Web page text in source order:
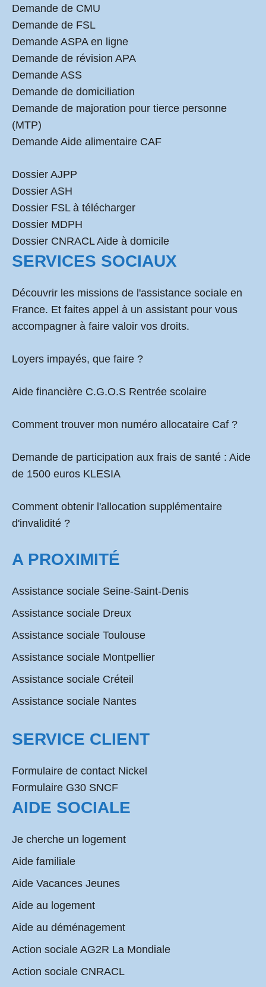
Demande de CMU
Demande de FSL
Demande ASPA en ligne
Demande de révision APA
Demande ASS
Demande de domiciliation
Demande de majoration pour tierce personne
(MTP)
Demande Aide alimentaire CAF
Dossier AJPP
Dossier ASH
Dossier FSL à télécharger
Dossier MDPH
Dossier CNRACL Aide à domicile
SERVICES SOCIAUX
Découvrir les missions de l'assistance sociale en
France. Et faites appel à un assistant pour vous
accompagner à faire valoir vos droits.
Loyers impayés, que faire ?
Aide financière C.G.O.S Rentrée scolaire
Comment trouver mon numéro allocataire Caf ?
Demande de participation aux frais de santé : Aide
de 1500 euros KLESIA
Comment obtenir l'allocation supplémentaire
d'invalidité ?
A PROXIMITÉ
Assistance sociale Seine-Saint-Denis
Assistance sociale Dreux
Assistance sociale Toulouse
Assistance sociale Montpellier
Assistance sociale Créteil
Assistance sociale Nantes
SERVICE CLIENT
Formulaire de contact Nickel
Formulaire G30 SNCF
AIDE SOCIALE
Je cherche un logement
Aide familiale
Aide Vacances Jeunes
Aide au logement
Aide au déménagement
Action sociale AG2R La Mondiale
Action sociale CNRACL